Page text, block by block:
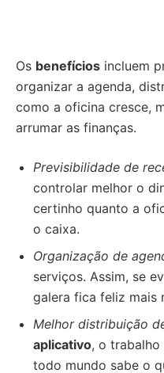
Os benefícios incluem
organizar a agenda,
como a oficina cresce,
arrumar as finanças.
Previsibilidade de
controlar melhor o
certinho quanto a
o caixa.
Organização de
serviços. Assim, se
galera fica feliz mais
Melhor distribuição
aplicativo, o
todo mundo sabe o